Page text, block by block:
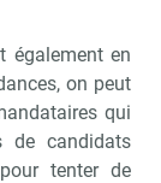
également en
on peut
qui
de candidats
tenter de